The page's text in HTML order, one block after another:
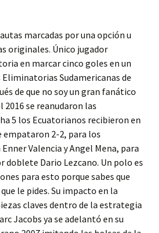
marcadas por una opción u
originales. Único jugador
en marcar cinco goles en un
Sudamericanas de
de que no soy un gran fanático
se reanudaron las
5 los Ecuatorianos recibieron en
empataron 2-2, para los
Valencia y Angel Mena, para
doblete Dario Lezcano. Un polo es
para esto porque sabes que
le pides. Su impacto en la
claves dentro de la estrategia
Jacobs ya se adelantó en su